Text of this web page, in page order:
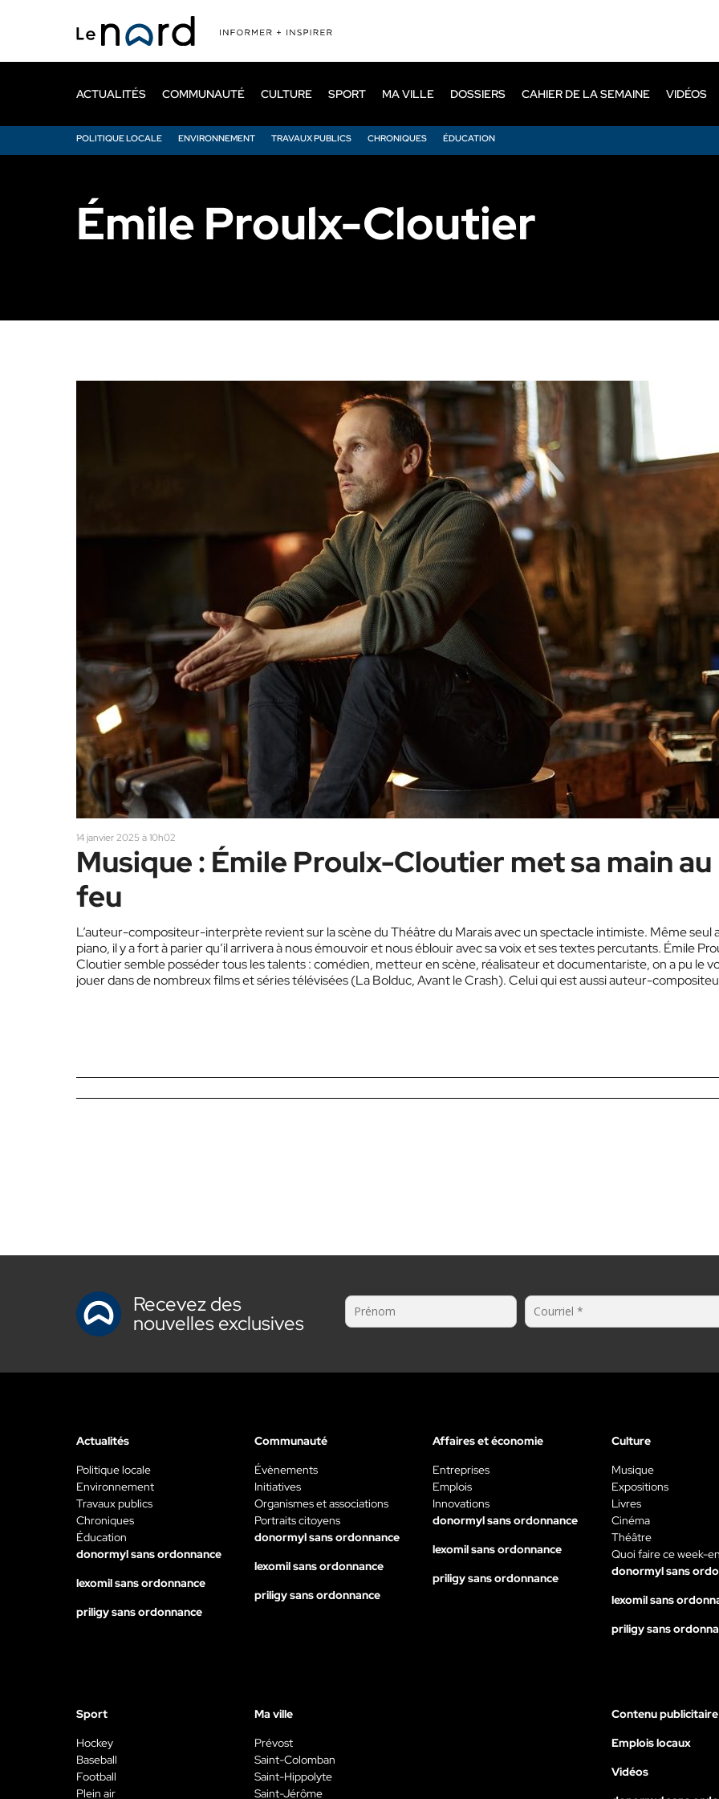
principal
ACTUALITÉS
POLITIQUE LOCALE ENVIRONNEMENT TRAVAUX PUBLICS CHRONIQUES ÉDUCATION
COMMUNAUTÉ CULTURE SPORT MA VILLE DOSSIERS CAHIER DE LA SEMAINE VIDÉOS
Émile Proulx-Cloutier
14 janvier 2025 à 10h02
Musique : Émile Proulx-Cloutier met sa main au
feu
L’auteur-compositeur-interprète revient sur la scène du Théâtre du Marais avec un spectacle intimiste. Même seul
piano, il y a fort à parier qu’il arrivera à nous émouvoir et nous éblouir avec sa voix et ses textes percutants. Émile
Cloutier semble posséder tous les talents : comédien, metteur en scène, réalisateur et documentariste, on a pu le
jouer dans de nombreux films et séries télévisées (La Bolduc, Avant le Crash). Celui qui est aussi auteur-
Recevez des
nouvelles exclusives
Actualités
Politique locale
Environnement
Travaux publics
Chroniques
Éducation
donormyl sans ordonnance
lexomil sans ordonnance
priligy sans ordonnance
Communauté
Évènements
Initiatives
Organismes et associations
Portraits citoyens
donormyl sans ordonnance
lexomil sans ordonnance
priligy sans ordonnance
Affaires et économie
Entreprises
Emplois
Innovations
donormyl sans ordonnance
lexomil sans ordonnance
priligy sans ordonnance
Culture
Musique
Expositions
Livres
Cinéma
Théâtre
Quoi faire ce week-
donormyl sans
lexomil sans
priligy sans
Sport
Hockey
Baseball
Football
Plein air
Ma ville
Prévost
Saint-Colomban
Saint-Hippolyte
Saint-Jérôme
Contenu publicitaire
Emplois locaux
Vidéos